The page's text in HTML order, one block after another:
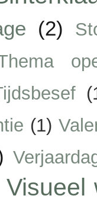
(2)
(1)
Visueel